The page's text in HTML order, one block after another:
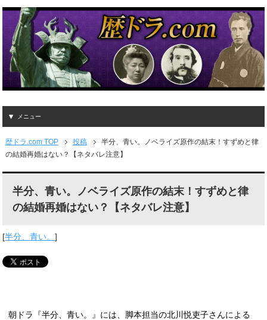
メニュー
歴ドラ.com TOP 投稿
半分、青い。ノベライズ原作の結末！すずめと律
の結婚再婚はない？【ネタバレ注意】
半分、青い。ノベライズ原作の結末！すずめと律
の結婚再婚はない？【ネタバレ注意】
[半分、青い。]
朝ドラ『半分、青い。』には、脚本担当の北川悦吏子さんによる